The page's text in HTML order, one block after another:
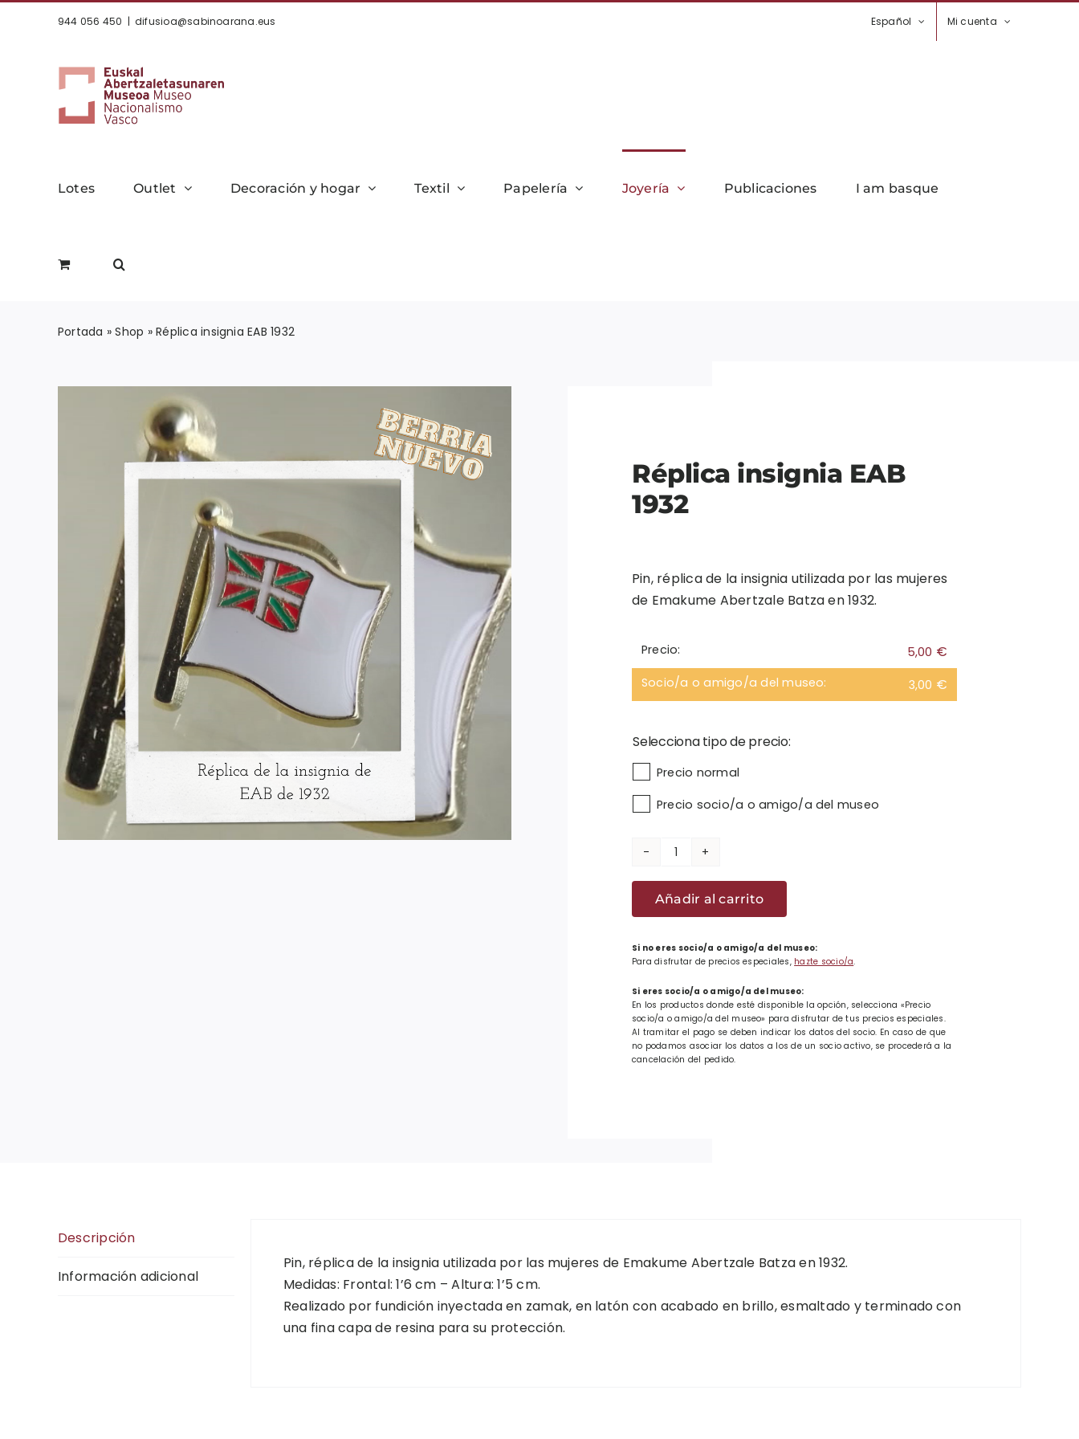
944 056 450 | difusioa@sabinoarana.eus Español Mi cuenta
Lotes Outlet Decoración y hogar Textil Papelería Joyería Publicaciones I am basque
Portada »Shop »Réplica insignia EAB 1932
Réplica insignia EAB
1932
Pin, réplica de la insignia utilizada por las mujeres
de Emakume Abertzale Batza en 1932.
Precio: 5,00 €
Socio/a o amigo/a del museo: 3,00 €
Selecciona tipo de precio:
Precio normal
Precio socio/a o amigo/a del museo
Réplica
insignia
EAB
cantidad
Añadir al carrito
Si no eres socio/a o amigo/a del museo:
Para disfrutar de precios especiales, hazte socio/a.
Si eres socio/a o amigo/a del museo:
En los productos donde esté disponible la opción, selecciona «Precio
socio/a o amigo/a del museo» para disfrutar de tus precios especiales.
Al tramitar el pago se deben indicar los datos del socio. En caso de que
no podamos asociar los datos a los de un socio activo, se procederá a la
cancelación del pedido.
Descripción
Información adicional
Pin, réplica de la insignia utilizada por las mujeres de Emakume Abertzale Batza en 1932.
Medidas: Frontal: 1’6 cm – Altura: 1’5 cm.
Realizado por fundición inyectada en zamak, en latón con acabado en brillo, esmaltado y terminado con
una fina capa de resina para su protección.